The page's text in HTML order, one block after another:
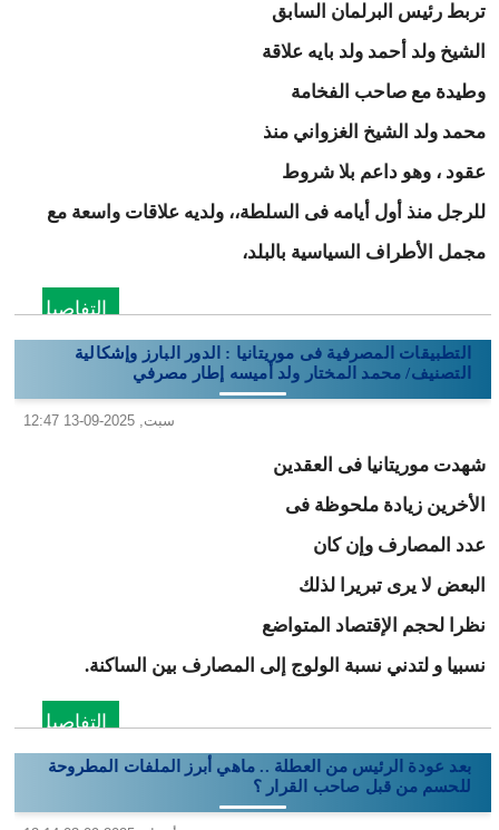
تربط رئيس البرلمان السابق
الشيخ ولد أحمد ولد بايه علاقة
وطيدة مع صاحب الفخامة
محمد ولد الشيخ الغزواني منذ
عقود ، وهو داعم بلا شروط
للرجل منذ أول أيامه فى السلطة،، ولديه علاقات واسعة مع
مجمل الأطراف السياسية بالبلد،
التفاصيل
التطبيقات المصرفية فى موريتانيا : الدور البارز وإشكالية
التصنيف/ محمد المختار ولد أميسه إطار مصرفي
سبت, 2025-09-13 12:47
شهدت موريتانيا فى العقدين
الأخرين زيادة ملحوظة فى
عدد المصارف وإن كان
البعض لا يرى تبريرا لذلك
نظرا لحجم الإقتصاد المتواضع
نسبيا و لتدني نسبة الولوج إلى المصارف بين الساكنة.
التفاصيل
بعد عودة الرئيس من العطلة .. ماهي أبرز الملفات المطروحة
للحسم من قبل صاحب القرار ؟